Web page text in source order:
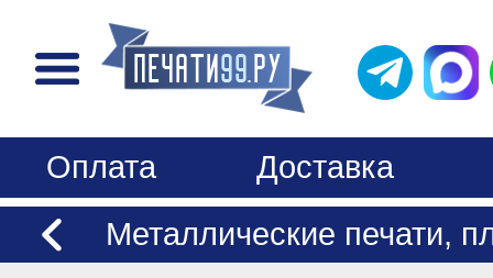
Оплата
Доставка
Металлические печати,